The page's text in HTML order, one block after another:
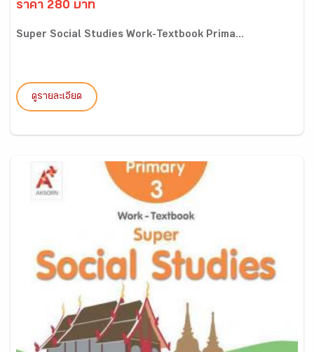
ราคา 280 บาท
Super Social Studies Work-Textbook Prima...
ดูรายละเอียด